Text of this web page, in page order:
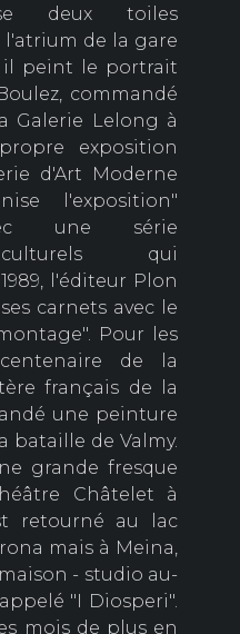
deux toiles
de la gare
il peint le portrait
commandé
Galerie Lelong à
exposition
d'Art Moderne
l'exposition"
une série
culturels qui
l'éditeur Plon
carnets avec le
Pour les
de la
français de la
une peinture
bataille de Valmy.
grande fresque
Châtelet à
retourné au lac
mais à Meina,
- studio au-
"I Diosperi".
mois de plus en